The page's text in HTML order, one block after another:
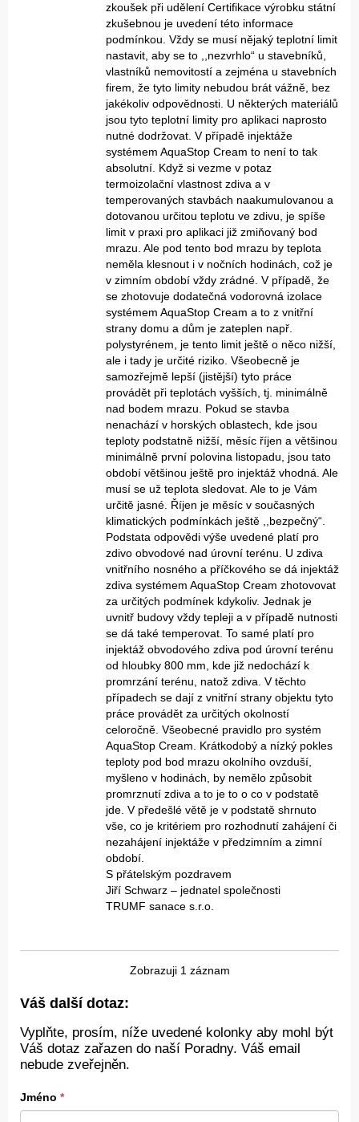
zkoušek při udělení Certifikace výrobku státní
zkušebnou je uvedení této informace
podmínkou. Vždy se musí nějaký teplotní limit
nastavit, aby se to ,,nezvrhlo“ u stavebníků,
vlastníků nemovitostí a zejména u stavebních
firem, že tyto limity nebudou brát vážně, bez
jakékoliv odpovědnosti. U některých materiálů
jsou tyto teplotní limity pro aplikaci naprosto
nutné dodržovat. V případě injektáže
systémem AquaStop Cream to není to tak
absolutní. Když si vezme v potaz
termoizolační vlastnost zdiva a v
temperovaných stavbách naakumulovanou a
dotovanou určitou teplotu ve zdivu, je spíše
limit v praxi pro aplikaci již zmiňovaný bod
mrazu. Ale pod tento bod mrazu by teplota
neměla klesnout i v nočních hodinách, což je
v zimním období vždy zrádné. V případě, že
se zhotovuje dodatečná vodorovná izolace
systémem AquaStop Cream a to z vnitřní
strany domu a dům je zateplen např.
polystyrénem, je tento limit ještě o něco nižší,
ale i tady je určité riziko. Všeobecně je
samozřejmě lepší (jistější) tyto práce
provádět při teplotách vyšších, tj. minimálně
nad bodem mrazu. Pokud se stavba
nenachází v horských oblastech, kde jsou
teploty podstatně nižší, měsíc říjen a většinou
minimálně první polovina listopadu, jsou tato
období většinou ještě pro injektáž vhodná. Ale
musí se už teplota sledovat. Ale to je Vám
určitě jasné. Říjen je měsíc v současných
klimatických podmínkách ještě ,,bezpečný“.
Podstata odpovědi výše uvedené platí pro
zdivo obvodové nad úrovní terénu. U zdiva
vnitřního nosného a příčkového se dá injektáž
zdiva systémem AquaStop Cream zhotovovat
za určitých podmínek kdykoliv. Jednak je
uvnitř budovy vždy tepleji a v případě nutnosti
se dá také temperovat. To samé platí pro
injektáž obvodového zdiva pod úrovní terénu
od hloubky 800 mm, kde již nedochází k
promrzání terénu, natož zdiva. V těchto
případech se dají z vnitřní strany objektu tyto
práce provádět za určitých okolností
celoročně. Všeobecné pravidlo pro systém
AquaStop Cream. Krátkodobý a nízký pokles
teploty pod bod mrazu okolního ovzduší,
myšleno v hodinách, by nemělo způsobit
promrznutí zdiva a to je to o co v podstatě
jde. V předešlé větě je v podstatě shrnuto
vše, co je kritériem pro rozhodnutí zahájení či
nezahájení injektáže v předzimním a zimní
období.
S přátelským pozdravem
Jiří Schwarz – jednatel společnosti
TRUMF sanace s.r.o.
Zobrazuji 1 záznam
Váš další dotaz:
Vyplňte, prosím, níže uvedené kolonky aby mohl být
Váš dotaz zařazen do naší Poradny. Váš email
nebude zveřejněn.
Jméno *